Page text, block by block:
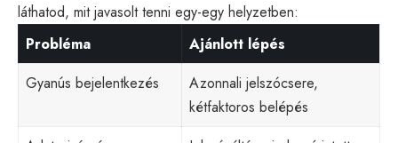
láthatod, mit javasolt tenni egy-egy helyzetben:
Probléma
Ajánlott lépés
Gyanús bejelentkezés
Azonnali jelszócsere,
kétfaktoros belépés